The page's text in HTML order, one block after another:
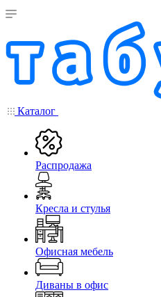
Каталог
Распродажа
Кресла и стулья
Офисная мебель
Диваны в офис